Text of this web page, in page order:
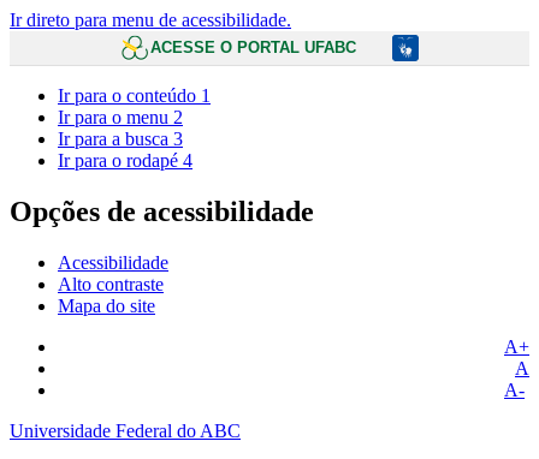
Ir direto para menu de acessibilidade.
ACESSE O PORTAL UFABC
Ir para o conteúdo 1
Ir para o menu 2
Ir para a busca 3
Ir para o rodapé 4
Opções de acessibilidade
Acessibilidade
Alto contraste
Mapa do site
A+
A
A-
Universidade Federal do ABC